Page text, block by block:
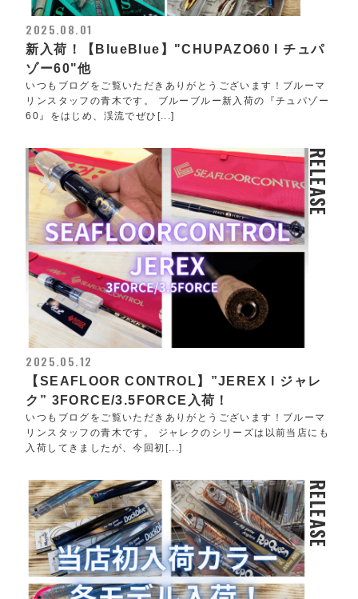
2025.08.01
新入荷！【BlueBlue】"CHUPAZO60 l チュパ
ゾー60"他
いつもブログをご覧いただきありがとうございます！ブルーマ
リンスタッフの青木です。 ブルーブルー新入荷の『チュパゾー
60』をはじめ、渓流でぜひ[...]
RELEASE
2025.05.12
【SEAFLOOR CONTROL】”JEREX l ジャレ
ク” 3FORCE/3.5FORCE入荷！
いつもブログをご覧いただきありがとうございます！ブルーマ
リンスタッフの青木です。 ジャレクのシリーズは以前当店にも
入荷してきましたが、今回初[...]
RELEASE